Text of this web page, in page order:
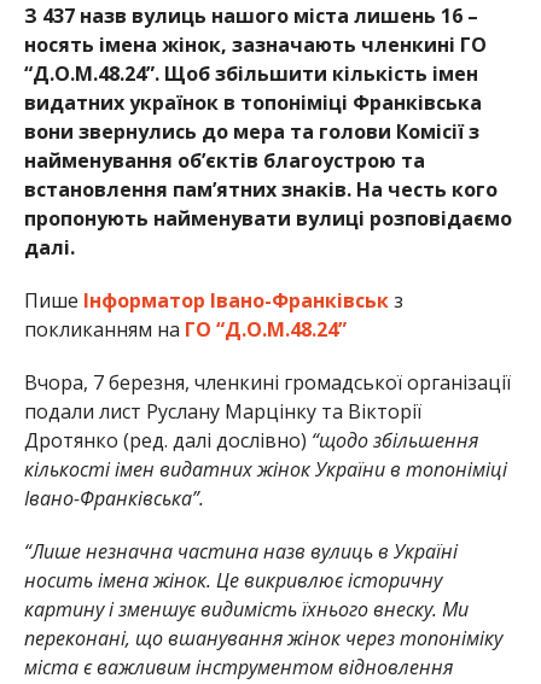
З 437 назв вулиць нашого міста лишень 16 –
носять імена жінок, зазначають членкині ГО
“Д.О.М.48.24”. Щоб збільшити кількість імен
видатних українок в топоніміці Франківська
вони звернулись до мера та голови Комісії з
найменування об’єктів благоустрою та
встановлення пам’ятних знаків. На честь кого
пропонують найменувати вулиці розповідаємо
далі.
Пише Інформатор Івано-Франківськз
покликанням на ГО “Д.О.М.48.24”
Вчора, 7 березня, членкині громадської організації
подали лист Руслану Марцінку та Вікторії
Дротянко (ред. далі дослівно) “щодо збільшення
кількості імен видатних жінок України в топоніміці
Івано-Франківська”.
“Лише незначна частина назв вулиць в Україні
носить імена жінок. Це викривлює історичну
картину і зменшує видимість їхнього внеску. Ми
переконані, що вшанування жінок через топоніміку
міста є важливим інструментом відновлення